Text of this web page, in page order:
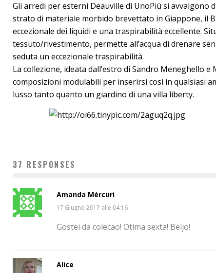
Gli arredi per esterni Deauville di UnoPiù si avvalgono
strato di materiale morbido brevettato in Giappone, il
eccezionale dei liquidi e una traspirabilità eccellente.
tessuto/rivestimento, permette all’acqua di drenare
seduta un eccezionale traspirabilità.
La collezione, ideata dall’estro di Sandro Meneghello
composizioni modulabili per inserirsi così in qualsiasi
lusso tanto quanto un giardino di una villa liberty.
37 RESPONSES
Amanda Mércuri
17 Giugno 2017 alle 04:16
Gostei da colecao! Otima sexta! Beijo!
Alice